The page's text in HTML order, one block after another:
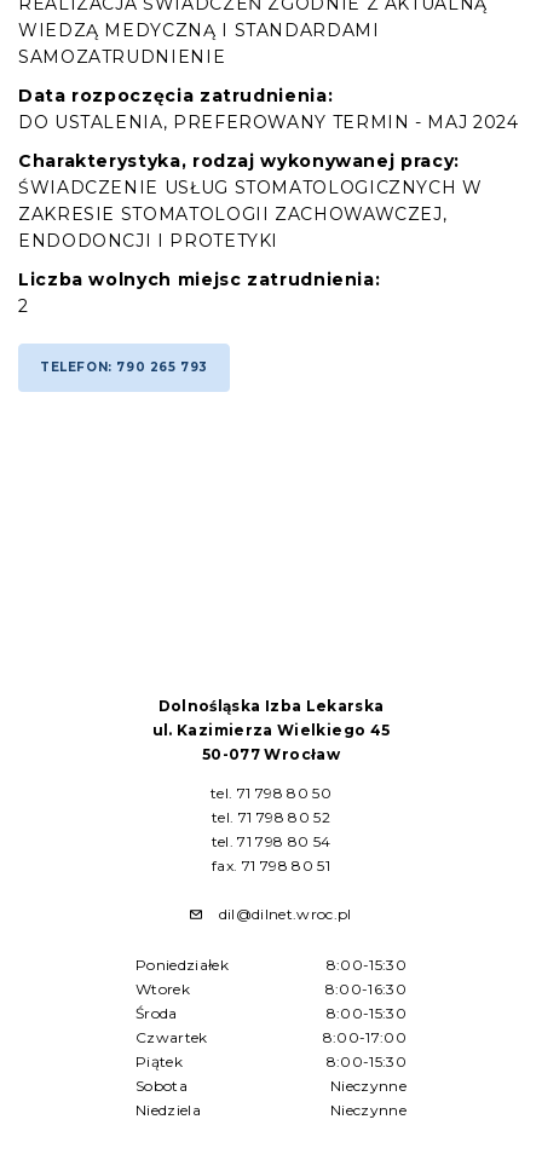
WIEDZĄ MEDYCZNĄ I STANDARDAMI
SAMOZATRUDNIENIE
Data rozpoczęcia zatrudnienia:
DO USTALENIA, PREFEROWANY TERMIN - MAJ 2024
Charakterystyka, rodzaj wykonywanej pracy:
ŚWIADCZENIE USŁUG STOMATOLOGICZNYCH W
ZAKRESIE STOMATOLOGII ZACHOWAWCZEJ,
ENDODONCJI I PROTETYKI
Liczba wolnych miejsc zatrudnienia:
2
TELEFON: 790 265 793
Dolnośląska Izba Lekarska
ul. Kazimierza Wielkiego 45
50-077 Wrocław
tel. 71 798 80 50
tel. 71 798 80 52
tel. 71 798 80 54
fax. 71 798 80 51
dil@dilnet.wroc.pl
Poniedziałek
8:00-15:30
Wtorek
8:00-16:30
Środa
8:00-15:30
Czwartek
8:00-17:00
Piątek
8:00-15:30
Sobota
Nieczynne
Niedziela
Nieczynne